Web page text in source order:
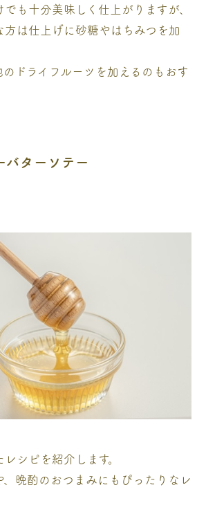
も十分美味しく仕上がりますが、
は仕上げに砂糖やはちみつを加
のドライフルーツを加えるのもおす
バターソテー
シピを紹介します。
晩酌のおつまみにもぴったりなレ